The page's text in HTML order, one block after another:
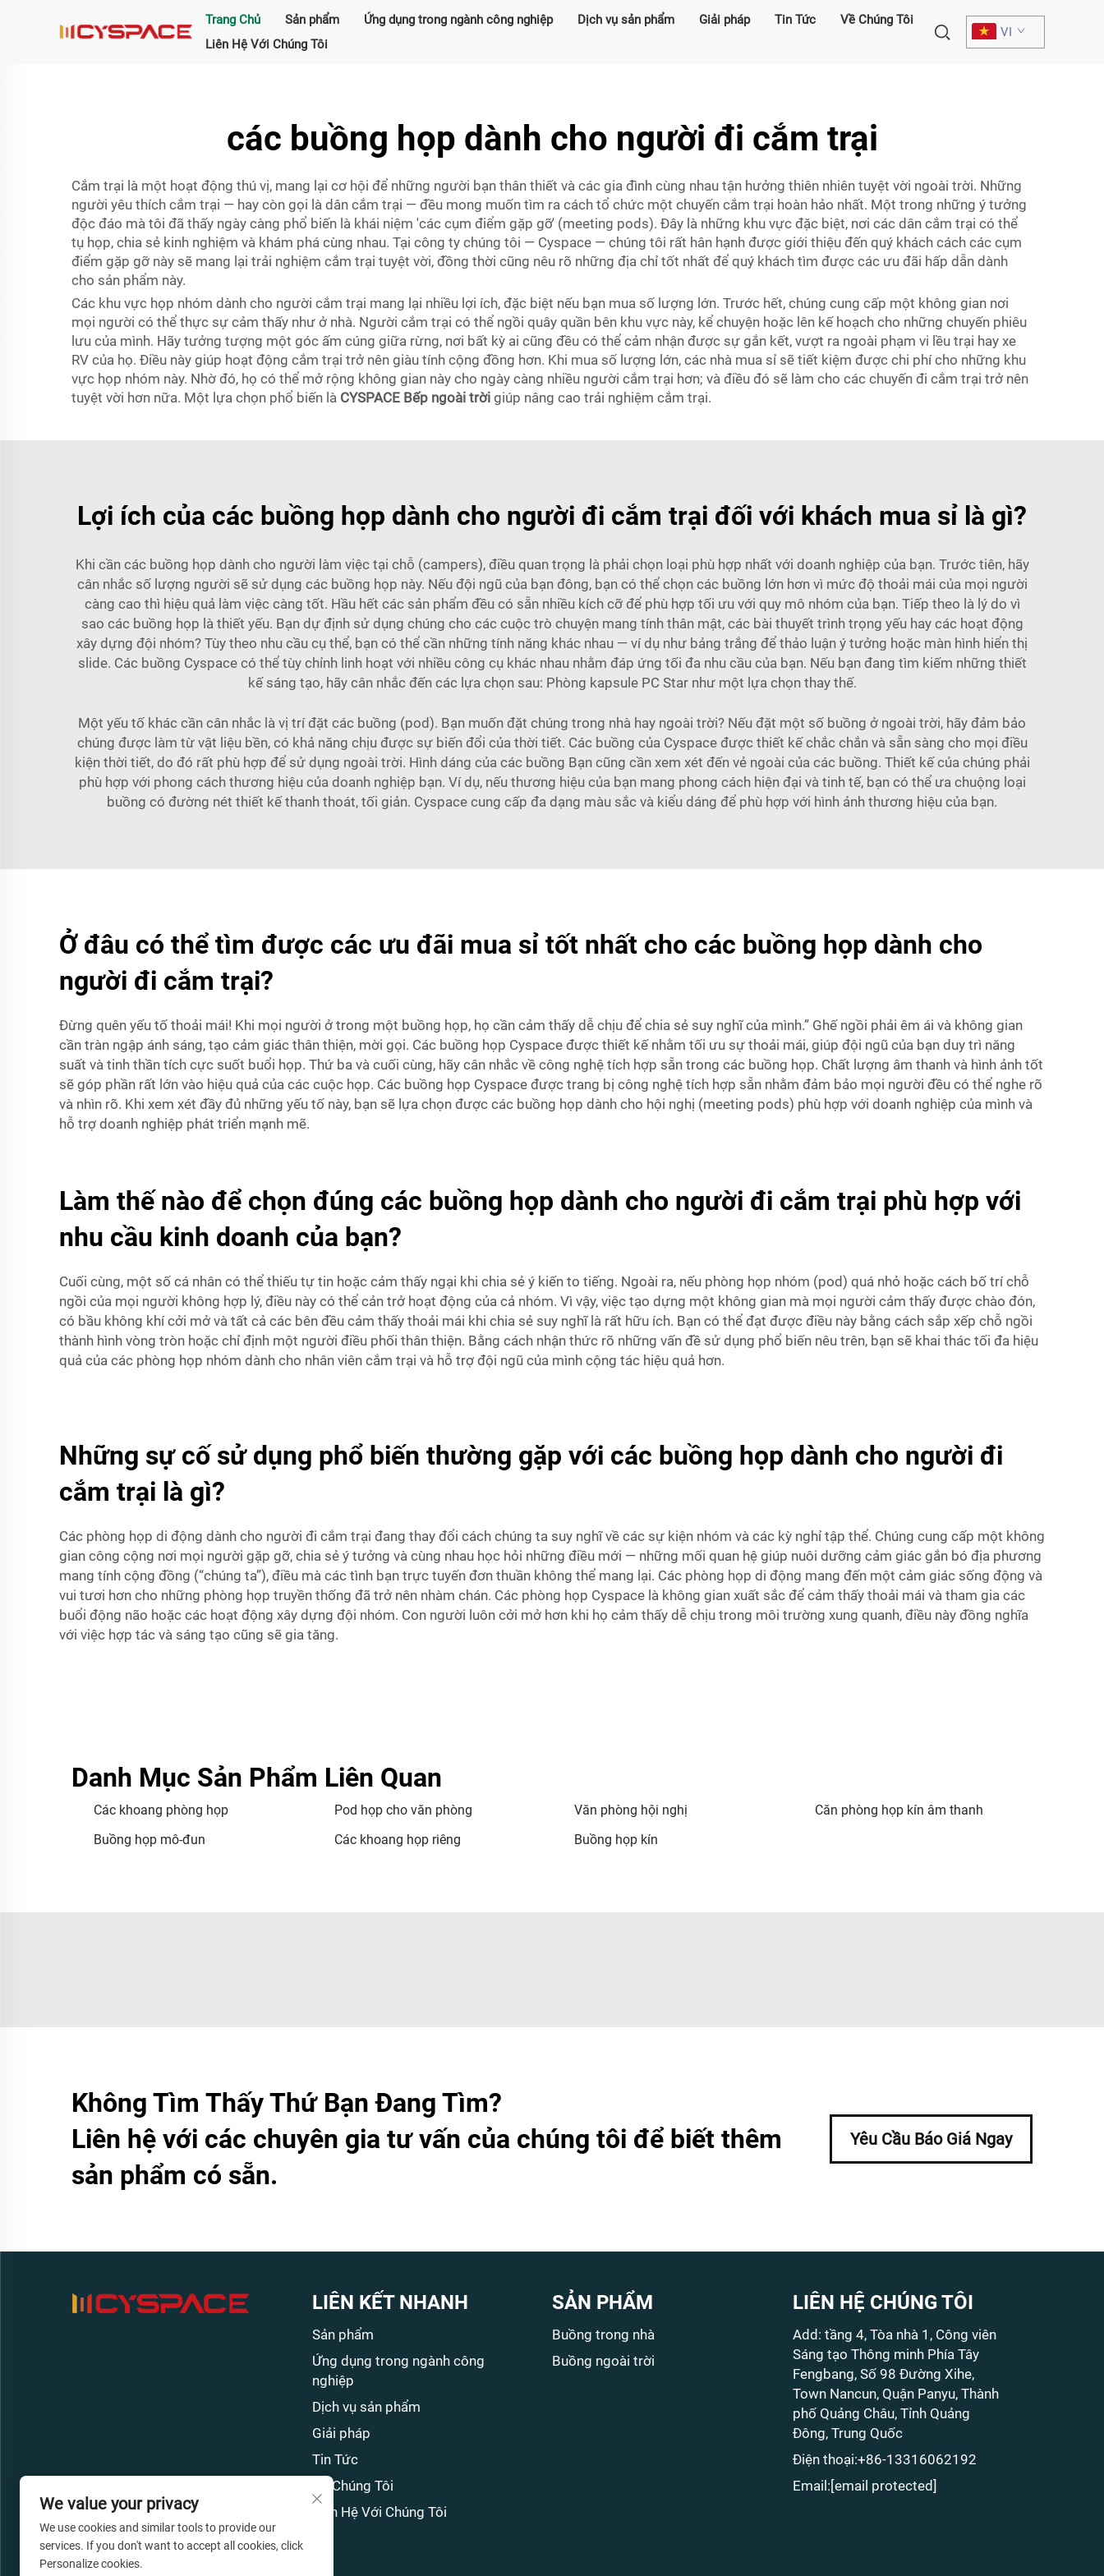
Trang Chủ Sản phẩm Ứng dụng trong ngành công nghiệp Dịch vụ sản phẩm Giải pháp Tin Tức
Về Chúng Tôi
Liên Hệ Với Chúng Tôi
VI
các buồng họp dành cho người đi cắm trại
Cắm trại là một hoạt động thú vị, mang lại cơ hội để những người bạn thân thiết và các gia đình cùng nhau tận hưởng thiên nhiên tuyệt vời ngoài trời. Những
người yêu thích cắm trại — hay còn gọi là dân cắm trại — đều mong muốn tìm ra cách tổ chức một chuyến cắm trại hoàn hảo nhất. Một trong những ý tưởng
độc đáo mà tôi đã thấy ngày càng phổ biến là khái niệm 'các cụm điểm gặp gỡ' (meeting pods). Đây là những khu vực đặc biệt, nơi các dân cắm trại có thể
tụ họp, chia sẻ kinh nghiệm và khám phá cùng nhau. Tại công ty chúng tôi — Cyspace — chúng tôi rất hân hạnh được giới thiệu đến quý khách cách các cụm
điểm gặp gỡ này sẽ mang lại trải nghiệm cắm trại tuyệt vời, đồng thời cũng nêu rõ những địa chỉ tốt nhất để quý khách tìm được các ưu đãi hấp dẫn dành
cho sản phẩm này.
Các khu vực họp nhóm dành cho người cắm trại mang lại nhiều lợi ích, đặc biệt nếu bạn mua số lượng lớn. Trước hết, chúng cung cấp một không gian nơi
mọi người có thể thực sự cảm thấy như ở nhà. Người cắm trại có thể ngồi quây quần bên khu vực này, kể chuyện hoặc lên kế hoạch cho những chuyến phiêu
lưu của mình. Hãy tưởng tượng một góc ấm cúng giữa rừng, nơi bất kỳ ai cũng đều có thể cảm nhận được sự gắn kết, vượt ra ngoài phạm vi lều trại hay xe
RV của họ. Điều này giúp hoạt động cắm trại trở nên giàu tính cộng đồng hơn. Khi mua số lượng lớn, các nhà mua sỉ sẽ tiết kiệm được chi phí cho những khu
vực họp nhóm này. Nhờ đó, họ có thể mở rộng không gian này cho ngày càng nhiều người cắm trại hơn; và điều đó sẽ làm cho các chuyến đi cắm trại trở nên
tuyệt vời hơn nữa. Một lựa chọn phổ biến là CYSPACE Bếp ngoài trời giúp nâng cao trải nghiệm cắm trại.
Lợi ích của các buồng họp dành cho người đi cắm trại đối với khách mua sỉ là gì?
Khi cần các buồng họp dành cho người làm việc tại chỗ (campers), điều quan trọng là phải chọn loại phù hợp nhất với doanh nghiệp của bạn. Trước tiên, hãy
cân nhắc số lượng người sẽ sử dụng các buồng họp này. Nếu đội ngũ của bạn đông, bạn có thể chọn các buồng lớn hơn vì mức độ thoải mái của mọi người
càng cao thì hiệu quả làm việc càng tốt. Hầu hết các sản phẩm đều có sẵn nhiều kích cỡ để phù hợp tối ưu với quy mô nhóm của bạn. Tiếp theo là lý do vì
sao các buồng họp là thiết yếu. Bạn dự định sử dụng chúng cho các cuộc trò chuyện mang tính thân mật, các bài thuyết trình trọng yếu hay các hoạt động
xây dựng đội nhóm? Tùy theo nhu cầu cụ thể, bạn có thể cần những tính năng khác nhau — ví dụ như bảng trắng để thảo luận ý tưởng hoặc màn hình hiển thị
slide. Các buồng Cyspace có thể tùy chỉnh linh hoạt với nhiều công cụ khác nhau nhằm đáp ứng tối đa nhu cầu của bạn. Nếu bạn đang tìm kiếm những thiết
kế sáng tạo, hãy cân nhắc đến các lựa chọn sau: Phòng kapsule PC Star như một lựa chọn thay thế.
Một yếu tố khác cần cân nhắc là vị trí đặt các buồng (pod). Bạn muốn đặt chúng trong nhà hay ngoài trời? Nếu đặt một số buồng ở ngoài trời, hãy đảm bảo
chúng được làm từ vật liệu bền, có khả năng chịu được sự biến đổi của thời tiết. Các buồng của Cyspace được thiết kế chắc chắn và sẵn sàng cho mọi điều
kiện thời tiết, do đó rất phù hợp để sử dụng ngoài trời. Hình dáng của các buồng Bạn cũng cần xem xét đến vẻ ngoài của các buồng. Thiết kế của chúng phải
phù hợp với phong cách thương hiệu của doanh nghiệp bạn. Ví dụ, nếu thương hiệu của bạn mang phong cách hiện đại và tinh tế, bạn có thể ưa chuộng loại
buồng có đường nét thiết kế thanh thoát, tối giản. Cyspace cung cấp đa dạng màu sắc và kiểu dáng để phù hợp với hình ảnh thương hiệu của bạn.
Ở đâu có thể tìm được các ưu đãi mua sỉ tốt nhất cho các buồng họp dành cho
người đi cắm trại?
Đừng quên yếu tố thoải mái! Khi mọi người ở trong một buồng họp, họ cần cảm thấy dễ chịu để chia sẻ suy nghĩ của mình.” Ghế ngồi phải êm ái và không gian
cần tràn ngập ánh sáng, tạo cảm giác thân thiện, mời gọi. Các buồng họp Cyspace được thiết kế nhằm tối ưu sự thoải mái, giúp đội ngũ của bạn duy trì năng
suất và tinh thần tích cực suốt buổi họp. Thứ ba và cuối cùng, hãy cân nhắc về công nghệ tích hợp sẵn trong các buồng họp. Chất lượng âm thanh và hình ảnh tốt
sẽ góp phần rất lớn vào hiệu quả của các cuộc họp. Các buồng họp Cyspace được trang bị công nghệ tích hợp sẵn nhằm đảm bảo mọi người đều có thể nghe rõ
và nhìn rõ. Khi xem xét đầy đủ những yếu tố này, bạn sẽ lựa chọn được các buồng họp dành cho hội nghị (meeting pods) phù hợp với doanh nghiệp của mình và
hỗ trợ doanh nghiệp phát triển mạnh mẽ.
Làm thế nào để chọn đúng các buồng họp dành cho người đi cắm trại phù hợp với
nhu cầu kinh doanh của bạn?
Cuối cùng, một số cá nhân có thể thiếu tự tin hoặc cảm thấy ngại khi chia sẻ ý kiến to tiếng. Ngoài ra, nếu phòng họp nhóm (pod) quá nhỏ hoặc cách bố trí chỗ
ngồi của mọi người không hợp lý, điều này có thể cản trở hoạt động của cả nhóm. Vì vậy, việc tạo dựng một không gian mà mọi người cảm thấy được chào đón,
có bầu không khí cởi mở và tất cả các bên đều cảm thấy thoải mái khi chia sẻ suy nghĩ là rất hữu ích. Bạn có thể đạt được điều này bằng cách sắp xếp chỗ ngồi
thành hình vòng tròn hoặc chỉ định một người điều phối thân thiện. Bằng cách nhận thức rõ những vấn đề sử dụng phổ biến nêu trên, bạn sẽ khai thác tối đa hiệu
quả của các phòng họp nhóm dành cho nhân viên cắm trại và hỗ trợ đội ngũ của mình cộng tác hiệu quả hơn.
Những sự cố sử dụng phổ biến thường gặp với các buồng họp dành cho người đi
cắm trại là gì?
Các phòng họp di động dành cho người đi cắm trại đang thay đổi cách chúng ta suy nghĩ về các sự kiện nhóm và các kỳ nghỉ tập thể. Chúng cung cấp một không
gian công cộng nơi mọi người gặp gỡ, chia sẻ ý tưởng và cùng nhau học hỏi những điều mới — những mối quan hệ giúp nuôi dưỡng cảm giác gắn bó địa phương
mang tính cộng đồng (“chúng ta”), điều mà các tình bạn trực tuyến đơn thuần không thể mang lại. Các phòng họp di động mang đến một cảm giác sống động và
vui tươi hơn cho những phòng họp truyền thống đã trở nên nhàm chán. Các phòng họp Cyspace là không gian xuất sắc để cảm thấy thoải mái và tham gia các
buổi động não hoặc các hoạt động xây dựng đội nhóm. Con người luôn cởi mở hơn khi họ cảm thấy dễ chịu trong môi trường xung quanh, điều này đồng nghĩa
với việc hợp tác và sáng tạo cũng sẽ gia tăng.
Danh Mục Sản Phẩm Liên Quan
Các khoang phòng họp Pod họp cho văn phòng Văn phòng hội nghị
Căn phòng họp kín âm thanh
Buồng họp mô-đun
Các khoang họp riêng Buồng họp kín
Không Tìm Thấy Thứ Bạn Đang Tìm?
Liên hệ với các chuyên gia tư vấn của chúng tôi để biết thêm
sản phẩm có sẵn.
Yêu Cầu Báo Giá Ngay
LIÊN KẾT NHANH
Sản phẩm
Ứng dụng trong ngành công
nghiệp
Dịch vụ sản phẩm
Giải pháp
Tin Tức
Về Chúng Tôi
Liên Hệ Với Chúng Tôi
SẢN PHẨM
Buồng trong nhà
Buồng ngoài trời
LIÊN HỆ CHÚNG TÔI
Add: tầng 4, Tòa nhà 1, Công viên
Sáng tạo Thông minh Phía Tây
Fengbang, Số 98 Đường Xihe,
Town Nancun, Quận Panyu, Thành
phố Quảng Châu, Tỉnh Quảng
Đông, Trung Quốc
Điện thoại:+86-13316062192
Email: [email protected]
We value your privacy
We use cookies and similar tools to provide our
services. If you don't want to accept all cookies, click
Personalize cookies.